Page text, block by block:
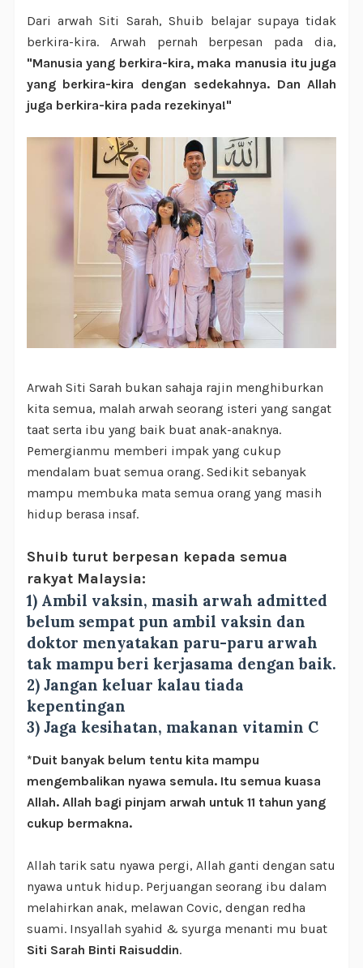
Dari arwah Siti Sarah, Shuib belajar supaya tidak
berkira-kira. Arwah pernah berpesan pada dia,
"Manusia yang berkira-kira, maka manusia itu juga
yang berkira-kira dengan sedekahnya. Dan Allah
juga berkira-kira pada rezekinya!"
Arwah Siti Sarah bukan sahaja rajin menghiburkan
kita semua, malah arwah seorang isteri yang sangat
taat serta ibu yang baik buat anak-anaknya.
Pemergianmu memberi impak yang cukup
mendalam buat semua orang. Sedikit sebanyak
mampu membuka mata semua orang yang masih
hidup berasa insaf.
Shuib turut berpesan kepada semua
rakyat Malaysia:
1) Ambil vaksin, masih arwah admitted
belum sempat pun ambil vaksin dan
doktor menyatakan paru-paru arwah
tak mampu beri kerjasama dengan baik.
2) Jangan keluar kalau tiada
kepentingan
3) Jaga kesihatan, makanan vitamin C
*Duit banyak belum tentu kita mampu
mengembalikan nyawa semula. Itu semua kuasa
Allah. Allah bagi pinjam arwah untuk 11 tahun yang
cukup bermakna.
Allah tarik satu nyawa pergi, Allah ganti dengan satu
nyawa untuk hidup. Perjuangan seorang ibu dalam
melahirkan anak, melawan Covic, dengan redha
suami. Insyallah syahid & syurga menanti mu buat
Siti Sarah Binti Raisuddin.